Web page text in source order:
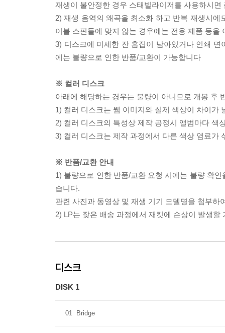
재생이 불안정한 경우 스태빌라이저를 사용하시
2) 재생 음역의 왜곡을 최소화 하고 반복 재생시
이블 스핀들에 맞지 않는 경우에는 전용 제품 등
3) 디스크에 미세한 잔 흠집이 남아있거나 인쇄
에는 불량으로 인한 반품/교환이 가능합니다
※ 컬러 디스크
아래에 해당하는 경우는 불량이 아니므로 개봉 후
1) 컬러 디스크는 웹 이미지와 실제 색상이 차이가
2) 컬러 디스크의 특성상 제작 공정시 앨범마다 색
3) 컬러 디스크는 제작 과정에서 다른 색상 염료가
※ 반품/교환 안내
1) 불량으로 인한 반품/교환 요청 시에는 불량 확
습니다.
관련 사진과 동영상 및 재생 기기 모델명을 첨부하
2) LP는 잦은 배송 과정에서 재킷에 손상이 발생
디스크
DISK 1
01 Bridge